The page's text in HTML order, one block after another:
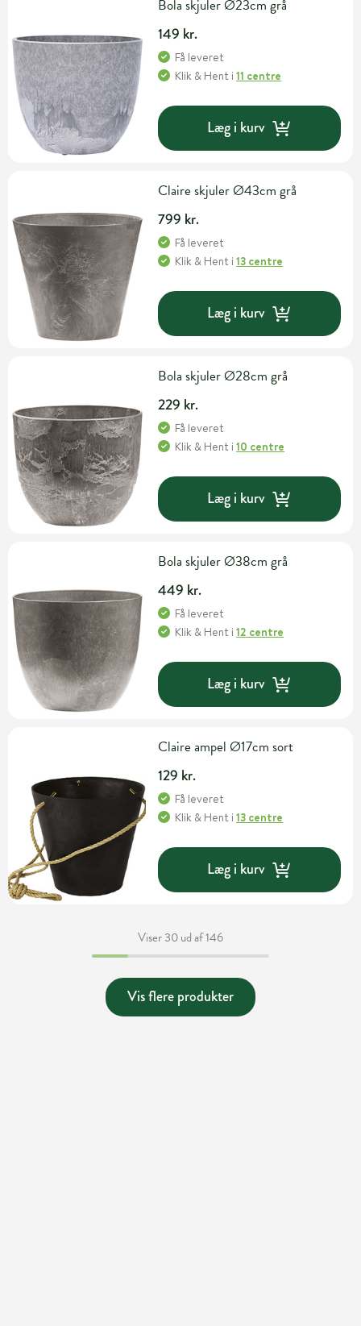
Bola skjuler Ø23cm grå
149 kr.
Få leveret
Klik & Hent i11 centre
Læg i kurv
Claire skjuler Ø43cm grå
799 kr.
Få leveret
Klik & Hent i13 centre
Læg i kurv
Bola skjuler Ø28cm grå
229 kr.
Få leveret
Klik & Hent i10 centre
Læg i kurv
Bola skjuler Ø38cm grå
449 kr.
Få leveret
Klik & Hent i12 centre
Læg i kurv
Claire ampel Ø17cm sort
129 kr.
Få leveret
Klik & Hent i13 centre
Læg i kurv
Viser 30 ud af 146
Vis flere produkter